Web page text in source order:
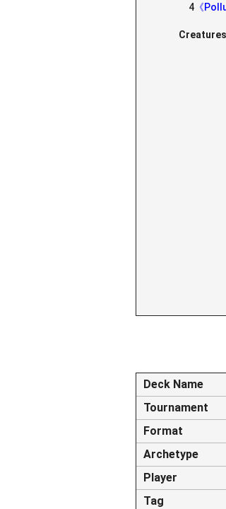
4 《
Deck Name
Tournament
Format
Archetype
Player
Tag